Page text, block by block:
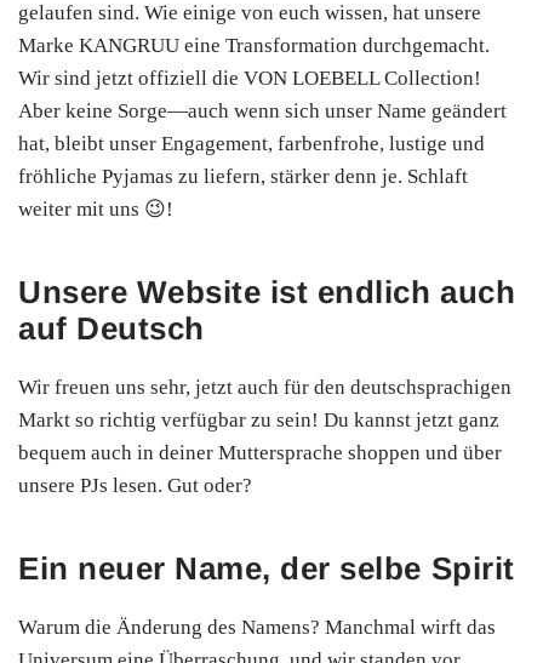
gelaufen sind. Wie einige von euch wissen, hat unsere
Marke KANGRUU eine Transformation durchgemacht.
Wir sind jetzt offiziell die VON LOEBELL Collection!
Aber keine Sorge—auch wenn sich unser Name geändert
hat, bleibt unser Engagement, farbenfrohe, lustige und
fröhliche Pyjamas zu liefern, stärker denn je. Schlaft
weiter mit uns 😉!
Unsere Website ist endlich auch
auf Deutsch
Wir freuen uns sehr, jetzt auch für den deutschsprachigen
Markt so richtig verfügbar zu sein! Du kannst jetzt ganz
bequem auch in deiner Muttersprache shoppen und über
unsere PJs lesen. Gut oder?
Ein neuer Name, der selbe Spirit
Warum die Änderung des Namens? Manchmal wirft das